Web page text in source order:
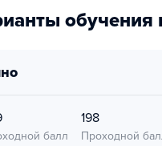
обучения
балл
198
Проходной